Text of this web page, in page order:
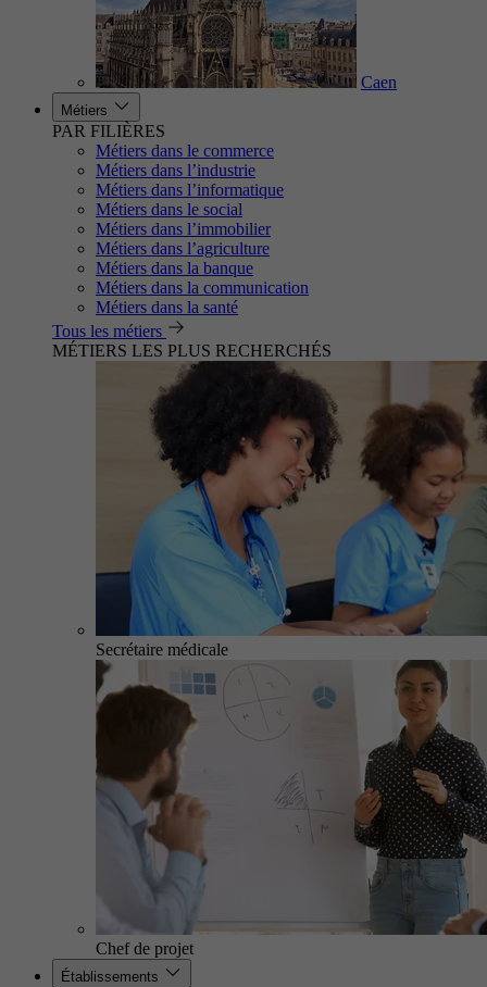
Caen
Métiers
PAR FILIÈRES
Métiers dans le commerce
Métiers dans l’industrie
Métiers dans l’informatique
Métiers dans le social
Métiers dans l’immobilier
Métiers dans l’agriculture
Métiers dans la banque
Métiers dans la communication
Métiers dans la santé
Tous les métiers
MÉTIERS LES PLUS RECHERCHÉS
Secrétaire médicale
Chef de projet
Établissements